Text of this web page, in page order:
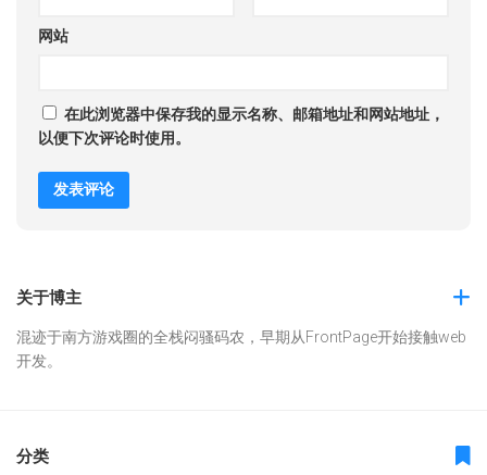
网站
在此浏览器中保存我的显示名称、邮箱地址和网站地址，
以便下次评论时使用。
关于博主
混迹于南方游戏圈的全栈闷骚码农，早期从FrontPage开始接触web
开发。
分类